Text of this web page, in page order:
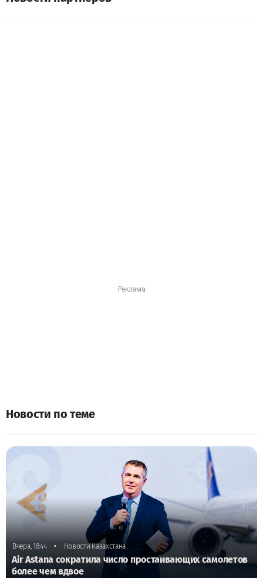
Новости по теме
Вчера, 18:44 • Новости Казахстана
Air Astana сократила число простаивающих самолетов
более чем вдвое